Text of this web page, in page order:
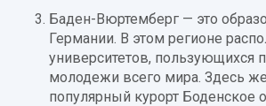
Баден-Вюртемберг — это
Германии. В этом регионе
университетов, пользующихся
молодежи всего мира. Здесь
популярный курорт Боденское